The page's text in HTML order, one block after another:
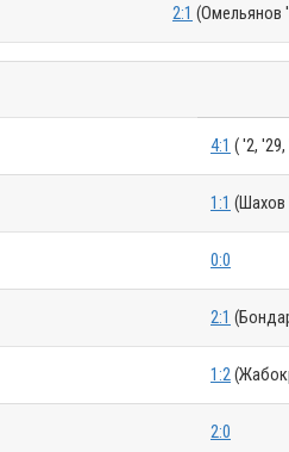
2:1 (Омельянов
4:1 ( '2,
1:1 (Шахов
0:0
2:1
1:2
2:0